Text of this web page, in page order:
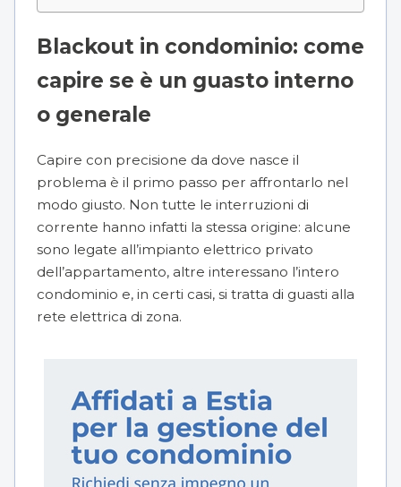
Blackout in condominio: come
capire se è un guasto interno
o generale
Capire con precisione da dove nasce il
problema è il primo passo per affrontarlo nel
modo giusto. Non tutte le interruzioni di
corrente hanno infatti la stessa origine: alcune
sono legate all’impianto elettrico privato
dell’appartamento, altre interessano l’intero
condominio e, in certi casi, si tratta di guasti alla
rete elettrica di zona.